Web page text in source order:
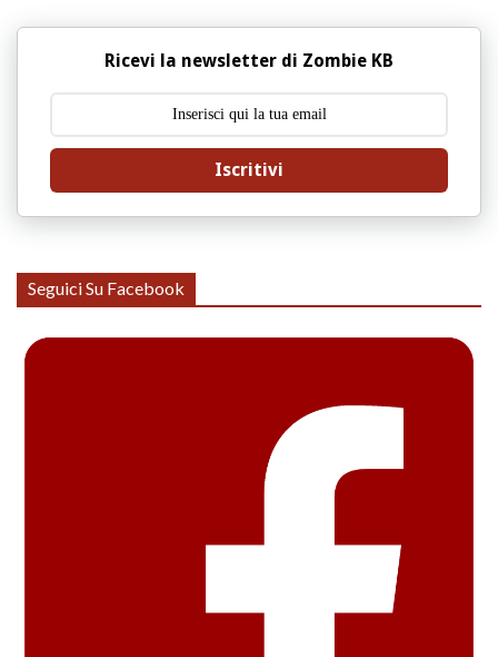
Ricevi la newsletter di Zombie KB
Iscritivi
Seguici Su Facebook